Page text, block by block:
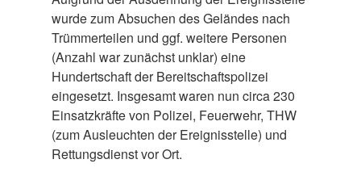
wurde zum Absuchen des Geländes nach
Trümmerteilen und ggf. weitere Personen
(Anzahl war zunächst unklar) eine
Hundertschaft der Bereitschaftspolizei
eingesetzt. Insgesamt waren nun circa 230
Einsatzkräfte von Polizei, Feuerwehr, THW
(zum Ausleuchten der Ereignisstelle) und
Rettungsdienst vor Ort.